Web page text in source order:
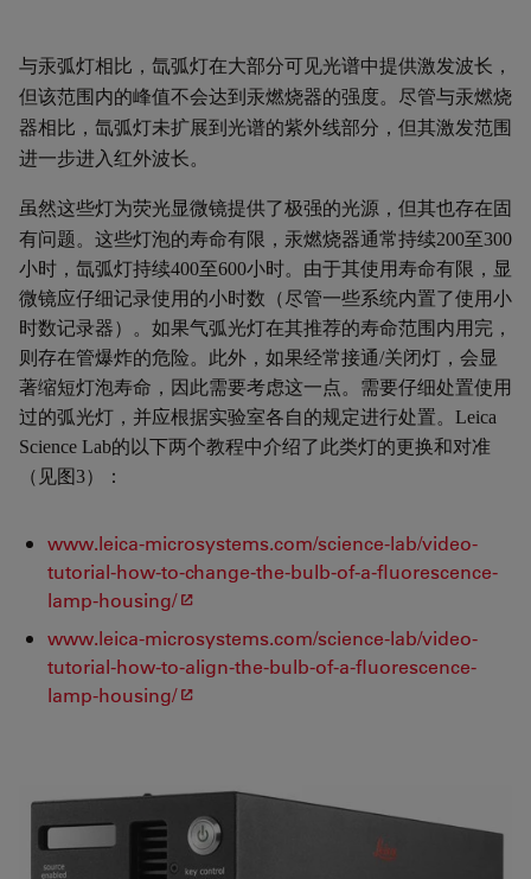
与汞弧灯相比，氙弧灯在大部分可见光谱中提供激发波长，
但该范围内的峰值不会达到汞燃烧器的强度。尽管与汞燃烧
器相比，氙弧灯未扩展到光谱的紫外线部分，但其激发范围
进一步进入红外波长。
虽然这些灯为荧光显微镜提供了极强的光源，但其也存在固
有问题。这些灯泡的寿命有限，汞燃烧器通常持续200至300
小时，氙弧灯持续400至600小时。由于其使用寿命有限，显
微镜应仔细记录使用的小时数（尽管一些系统内置了使用小
时数记录器）。如果气弧光灯在其推荐的寿命范围内用完，
则存在管爆炸的危险。此外，如果经常接通/关闭灯，会显
著缩短灯泡寿命，因此需要考虑这一点。需要仔细处置使用
过的弧光灯，并应根据实验室各自的规定进行处置。 Leica
Science Lab的以下两个教程中介绍了此类灯的更换和对准
（见图3）：
www.leica-microsystems.com/science-lab/video-
tutorial-how-to-change-the-bulb-of-a-fluorescence-
lamp-housing/
www.leica-microsystems.com/science-lab/video-
tutorial-how-to-align-the-bulb-of-a-fluorescence-
lamp-housing/